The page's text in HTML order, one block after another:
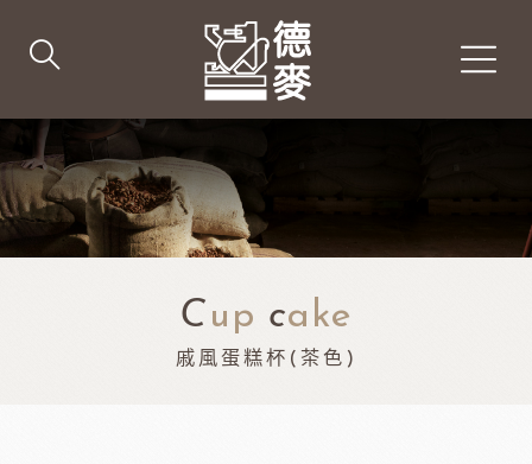
C up cake
戚風蛋糕杯(茶色)